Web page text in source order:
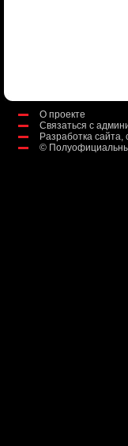
О проекте
Связаться с
Разработка
©